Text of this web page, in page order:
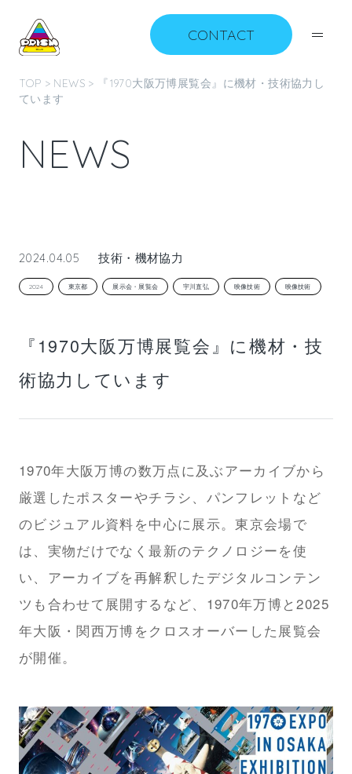
CONTACT
TOP > NEWS > 『1970大阪万博展覧会』に機材・技術協力し
ています
NEWS
2024.04.05 技術・機材協力
2024 東京都 展示会・展覧会 宇川直弘 映像技術 映像技術
『1970大阪万博展覧会』に機材・技
術協力しています
1970年大阪万博の数万点に及ぶアーカイブから
厳選したポスターやチラシ、パンフレットなど
のビジュアル資料を中心に展示。東京会場で
は、実物だけでなく最新のテクノロジーを使
い、アーカイブを再解釈したデジタルコンテン
ツも合わせて展開するなど、1970年万博と2025
年大阪・関西万博をクロスオーバーした展覧会
が開催。